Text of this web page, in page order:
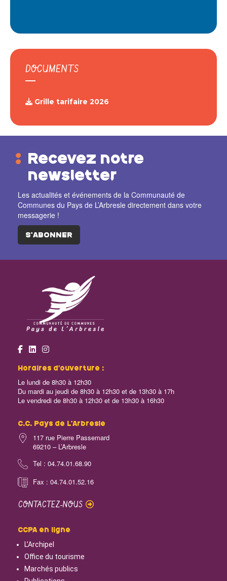
DOCUMENTS
Grille tarifaire 2026
Recevez notre
newsletter
Les actualités et événements de la Communauté de
Communes du Pays de L’Arbresle directement dans votre
messagerie !
S'ABONNER
Horaires d’ouverture :
Le lundi de 8h30 à 12h30
Du mardi au jeudi de 8h30 à 12h30 et de 13h30 à 17h
Le vendredi de 8h30 à 12h30 et de 13h30 à 16h30
C.C. Pays de L’Arbresle
117 rue Pierre Passemard
69210 – L’Arbresle
Tel : 04.74.01.68.90
Fax : 04.74.01.52.16
CONTACTEZ-NOUS
CCPA en ligne
L’Archipel
Office du tourisme
Marchés publics